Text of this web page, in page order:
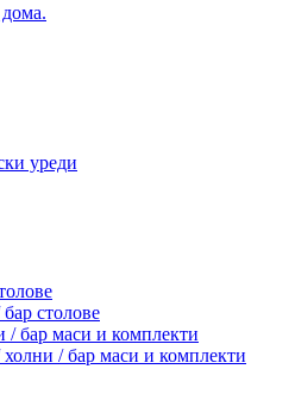
уреди
столове
/ бар маси и комплекти
холни / бар маси и комплекти